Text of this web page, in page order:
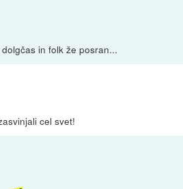
in folk že posran...
cel svet!